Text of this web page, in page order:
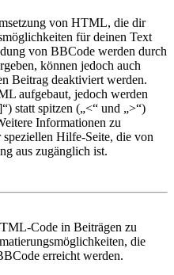
von HTML, die dir
für deinen Text
von BBCode werden durch
können jedoch auch
Beitrag deaktiviert werden.
aufgebaut, jedoch werden
statt spitzen („<“ und „>“)
Informationen zu
Hilfe-Seite, die von
aus zugänglich ist.
Code in Beiträgen zu
die
erreicht werden.